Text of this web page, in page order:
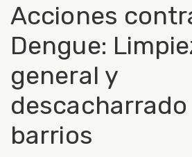
Acciones
Dengue:
general y
descacharrado
barrios